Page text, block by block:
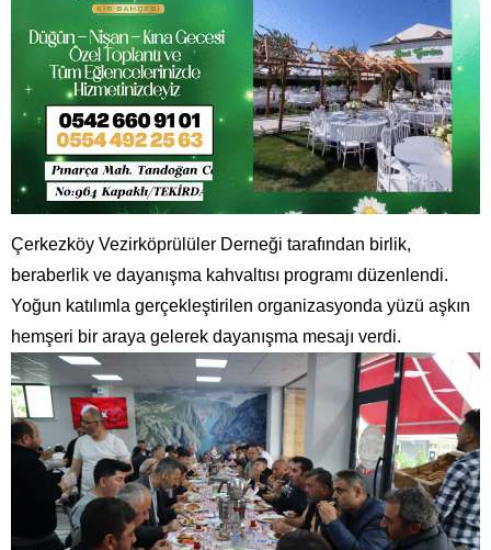
Çerkezköy Vezirköprülüler Derneği tarafından birlik,
beraberlik ve dayanışma kahvaltısı programı düzenlendi.
Yoğun katılımla gerçekleştirilen organizasyonda yüzü aşkın
hemşeri bir araya gelerek dayanışma mesajı verdi.